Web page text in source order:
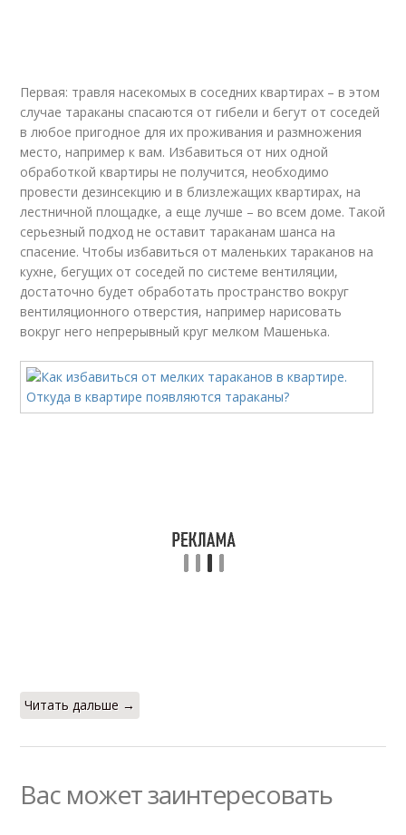
Первая: травля насекомых в соседних квартирах – в этом
случае тараканы спасаются от гибели и бегут от соседей
в любое пригодное для их проживания и размножения
место, например к вам. Избавиться от них одной
обработкой квартиры не получится, необходимо
провести дезинсекцию и в близлежащих квартирах, на
лестничной площадке, а еще лучше – во всем доме. Такой
серьезный подход не оставит тараканам шанса на
спасение. Чтобы избавиться от маленьких тараканов на
кухне, бегущих от соседей по системе вентиляции,
достаточно будет обработать пространство вокруг
вентиляционного отверстия, например нарисовать
вокруг него непрерывный круг мелком Машенька.
Читать дальше →
Вас может заинтересовать